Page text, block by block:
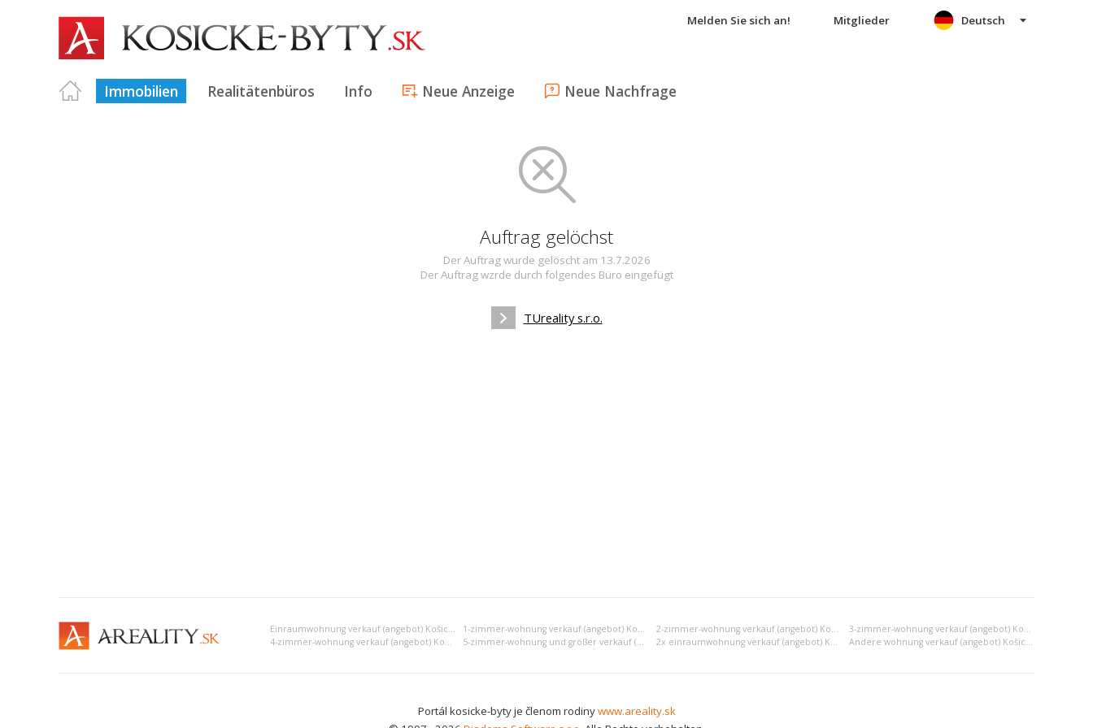
Melden Sie sich an! Mitglieder
Immobilien Realitätenbüros Info Neue Anzeige Neue Nachfrage
Deutsch
Auftrag gelöchst
Der Auftrag wurde gelöscht am 13.7.2026
Der Auftrag wzrde durch folgendes Büro eingefügt
TUreality s.r.o.
Einraumwohnung verkauf (angebot) Košice III 1-zimmer-wohnung verkauf (angebot) Košice III 2-zimmer-wohnung verkauf (angebot) Košice III
3-zimmer-wohnung verkauf (angebot) Košice III
4-zimmer-wohnung verkauf (angebot) Košice III
5-zimmer-wohnung und größer verkauf (angebot) Košice III 2x einraumwohnung verkauf (angebot) Košice III Andere wohnung verkauf (angebot) Košice III
Portál kosicke-byty je členom rodinywww.areality.sk